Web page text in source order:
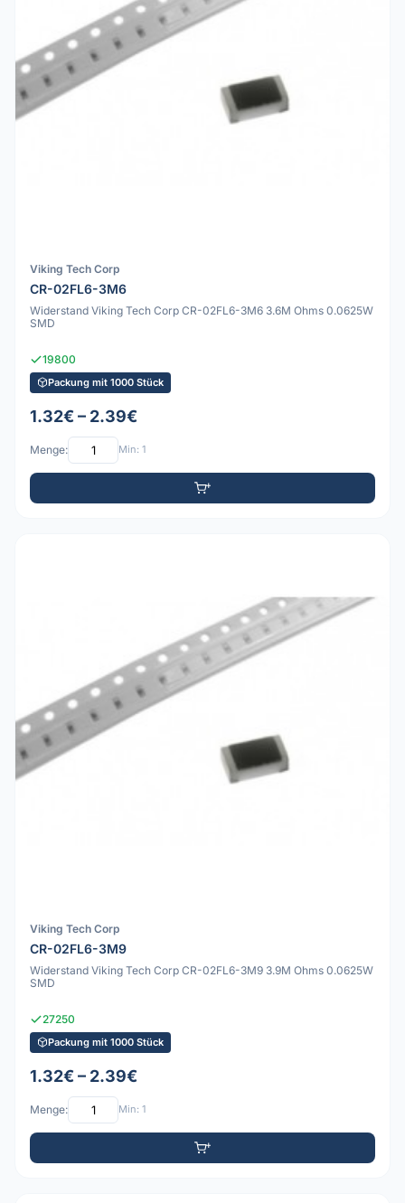
Viking Tech Corp
CR-02FL6-3M6
Widerstand Viking Tech Corp CR-02FL6-3M6 3.6M Ohms 0.0625W
SMD
19800
Packung mit 1000 Stück
1.32€ – 2.39€
Menge: Min: 1
Viking Tech Corp
CR-02FL6-3M9
Widerstand Viking Tech Corp CR-02FL6-3M9 3.9M Ohms 0.0625W
SMD
27250
Packung mit 1000 Stück
1.32€ – 2.39€
Menge: Min: 1